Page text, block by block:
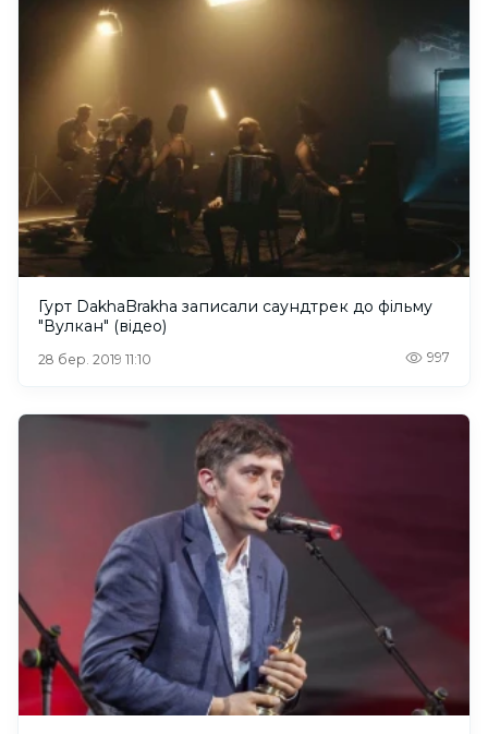
Гурт DakhaBrakha записали саундтрек до фільму
"Вулкан" (відео)
28 бер. 2019 11:10 997